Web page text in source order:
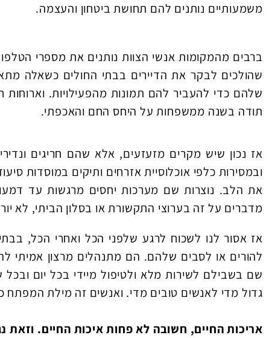
משמעותיים נותנים להם תחושת ביטחון והעצמה.
שהולכים לבקר את הדיירים בבתי החולים כשאלה
תודה בשנה ממשפחות על היחס החם והאכפתי.
אז נכון שיש מקרים מזעזעים, אלא שהם חריגים
ובמסירות כלפי אוכלוסיית אזרחים ותיקים במוסדות
את הלב. נוצרות שם מערכות יחסים מרגשות עד
מדברים על זה בערוצי התקשורת או בסלון הביתי, לא
אז אסור לנו לשכוח לרגע שלפני הכל ואחרי הכל,
להורים או לסבים שלהם. הם מתנהלים מרצון אמיתי
שם בשבילם לשירות מלא ולטיפול מיידי בכל יום
גדול מדי לאנשים טובים מדי. ואנשים זה מילת
אריכות החיים, חשובה לא פחות איכות החיים.